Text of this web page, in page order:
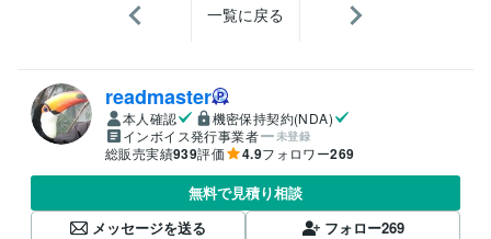
一覧に戻る
readmaster
本人確認
機密保持契約(NDA)
インボイス発行事業者
未登録
総販売実績939評価 4.9フォロワー269
無料で見積り相談
メッセージを送る
フォロー269